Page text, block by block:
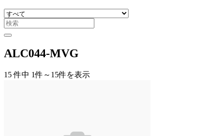
ALC044-MVG
15 件中 1件～15件を表示